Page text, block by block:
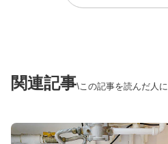
関連記事 この記事を読んだ人に